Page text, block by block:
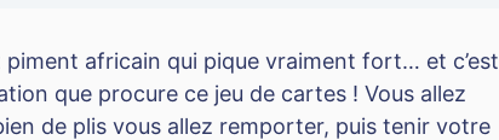
piment africain qui pique vraiment fort… et c’est
que procure ce jeu de cartes ! Vous allez
de plis vous allez remporter, puis tenir votre